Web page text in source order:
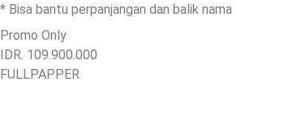
* Bisa bantu perpanjangan dan balik nama
Promo Only
IDR. 109.900.000
FULLPAPPER